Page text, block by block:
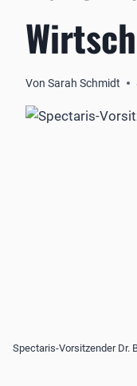
Von Sarah Schmidt
Spectaris-Vorsitzender Dr.